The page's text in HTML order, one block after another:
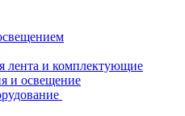
лента и комплектующие
и освещение